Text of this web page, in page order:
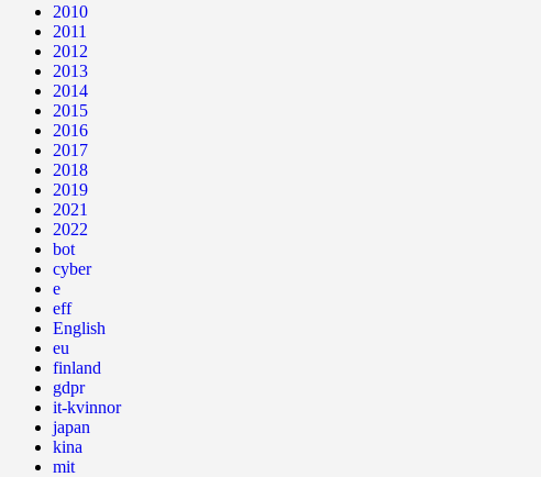
2010
2011
2012
2013
2014
2015
2016
2017
2018
2019
2021
2022
bot
cyber
e
eff
English
eu
finland
gdpr
it-kvinnor
japan
kina
mit